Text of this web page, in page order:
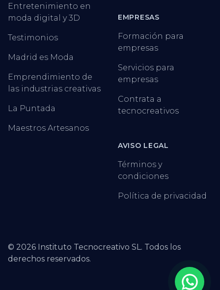
Entretenimiento en
moda digital y 3D
Testimonios
Madrid es Moda
Emprendimiento de
las industrias creativas
La Puntada
Maestros Artesanos
EMPRESAS
Formación para
empresas
Servicios para
empresas
Contrata a
tecnocreativos
AVISO LEGAL
Términos y
condiciones
Política de privacidad
© 2026 Instituto Tecnocreativo SL. Todos los
derechos reservados.